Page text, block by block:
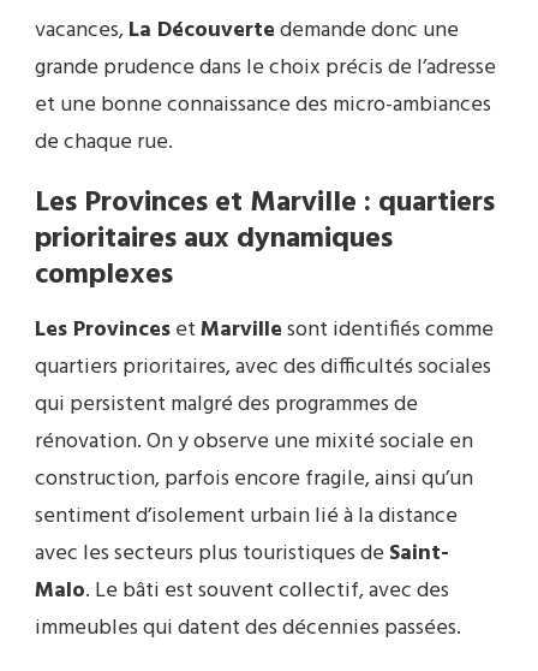
vacances,La Découvertedemande donc une
grande prudence dans le choix précis de l’adresse
et une bonne connaissance des micro-ambiances
de chaque rue.
Les Provinces et Marville : quartiers
prioritaires aux dynamiques
complexes
Les ProvincesetMarvillesont identifiés comme
quartiers prioritaires, avec des difficultés sociales
qui persistent malgré des programmes de
rénovation. On y observe une mixité sociale en
construction, parfois encore fragile, ainsi qu’un
sentiment d’isolement urbain lié à la distance
avec les secteurs plus touristiques de Saint-
Malo. Le bâti est souvent collectif, avec des
immeubles qui datent des décennies passées.